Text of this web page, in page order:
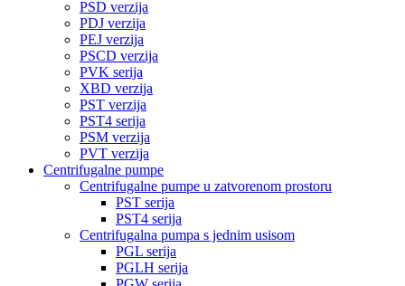
PSD verzija
PDJ verzija
PEJ verzija
PSCD verzija
PVK serija
XBD verzija
PST verzija
PST4 serija
PSM verzija
PVT verzija
Centrifugalne pumpe
Centrifugalne pumpe u zatvorenom prostoru
PST serija
PST4 serija
Centrifugalna pumpa s jednim usisom
PGL serija
PGLH serija